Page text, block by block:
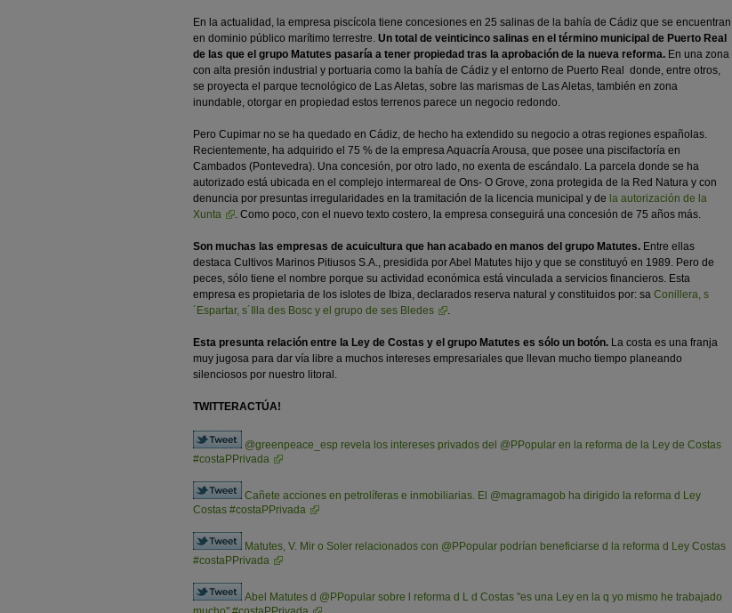
En la actualidad, la empresa piscícola tiene concesiones en 25 salinas de la bahía de Cádiz que se encuentran
en dominio público marítimo terrestre. Un total de veinticinco salinas en el término municipal de Puerto Real
de las que el grupo Matutes pasaría a tener propiedad tras la aprobación de la nueva reforma. En una zona
con alta presión industrial y portuaria como la bahía de Cádiz y el entorno de Puerto Real donde, entre otros,
se proyecta el parque tecnológico de Las Aletas, sobre las marismas de Las Aletas, también en zona
inundable, otorgar en propiedad estos terrenos parece un negocio redondo.
Pero Cupimar no se ha quedado en Cádiz, de hecho ha extendido su negocio a otras regiones españolas.
Recientemente, ha adquirido el 75 % de la empresa Aquacría Arousa, que posee una piscifactoría en
Cambados (Pontevedra). Una concesión, por otro lado, no exenta de escándalo. La parcela donde se ha
autorizado está ubicada en el complejo intermareal de Ons- O Grove, zona protegida de la Red Natura y con
denuncia por presuntas irregularidades en la tramitación de la licencia municipal y de la autorización de la
Xunta
. Como poco, con el nuevo texto costero, la empresa conseguirá una concesión de 75 años más.
Son muchas las empresas de acuicultura que han acabado en manos del grupo Matutes. Entre ellas
destaca Cultivos Marinos Pitiusos S.A., presidida por Abel Matutes hijo y que se constituyó en 1989. Pero de
peces, sólo tiene el nombre porque su actividad económica está vinculada a servicios financieros. Esta
empresa es propietaria de los islotes de Ibiza, declarados reserva natural y constituidos por: sa Conillera, s
´Espartar, s´Illa des Bosc y el grupo de ses Bledes
.
Esta presunta relación entre la Ley de Costas y el grupo Matutes es sólo un botón. La costa es una franja
muy jugosa para dar vía libre a muchos intereses empresariales que llevan mucho tiempo planeando
silenciosos por nuestro litoral.
TWITTERACTÚA!
@greenpeace_esp revela los intereses privados del @PPopular en la reforma de la Ley de Costas
#costaPPrivada
Cañete acciones en petrolíferas e inmobiliarias. El @magramagob ha dirigido la reforma d Ley
Costas #costaPPrivada
Matutes, V. Mir o Soler relacionados con @PPopular podrían beneficiarse d la reforma d Ley Costas
#costaPPrivada
Abel Matutes d @PPopular sobre l reforma d L d Costas "es una Ley en la q yo mismo he trabajado